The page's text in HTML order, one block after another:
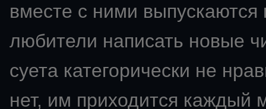
вместе с ними
любители написать новые
суета категорически не
нет, им приходится каждый